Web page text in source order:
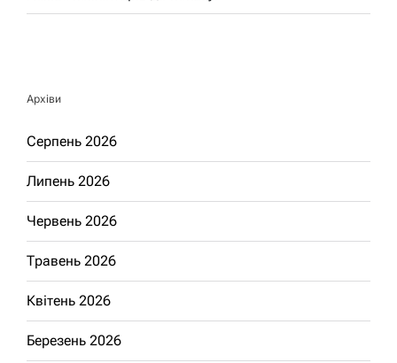
Архіви
Серпень 2026
Липень 2026
Червень 2026
Травень 2026
Квітень 2026
Березень 2026